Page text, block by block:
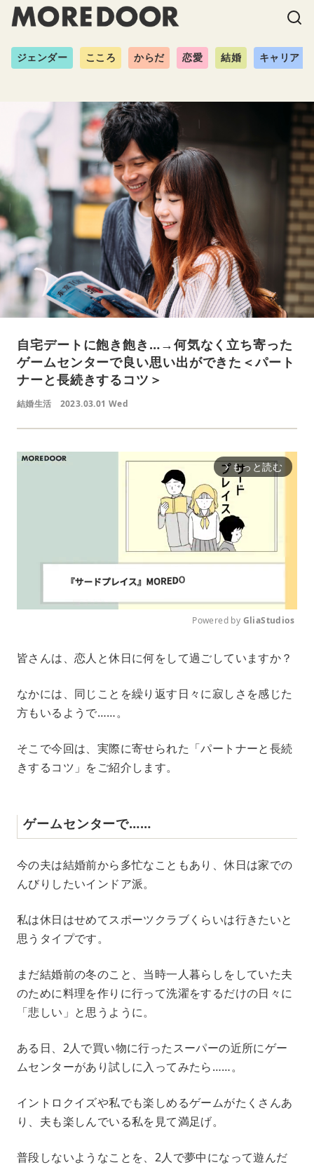
ジェンダー こころ からだ 恋愛 結婚 キャリア
自宅デートに飽き飽き…→何気なく立ち寄った
ゲームセンターで良い思い出ができた＜パート
ナーと長続きするコツ＞
結婚生活 2023.03.01 Wed
arrow_forward_ios もっと読む
u
e
Powered by GliaStudios
皆さんは、恋人と休日に何をして過ごしていますか？
なかには、同じことを繰り返す日々に寂しさを感じた
方もいるようで……。
そこで今回は、実際に寄せられた「パートナーと長続
きするコツ」をご紹介します。
ゲームセンターで……
今の夫は結婚前から多忙なこともあり、休日は家での
んびりしたいインドア派。
私は休日はせめてスポーツクラブくらいは行きたいと
思うタイプです。
まだ結婚前の冬のこと、当時一人暮らしをしていた夫
のために料理を作りに行って洗濯をするだけの日々に
「悲しい」と思うように。
ある日、2人で買い物に行ったスーパーの近所にゲー
ムセンターがあり試しに入ってみたら……。
イントロクイズや私でも楽しめるゲームがたくさんあ
り、夫も楽しんでいる私を見て満足げ。
普段しないようなことを、2人で夢中になって遊んだ